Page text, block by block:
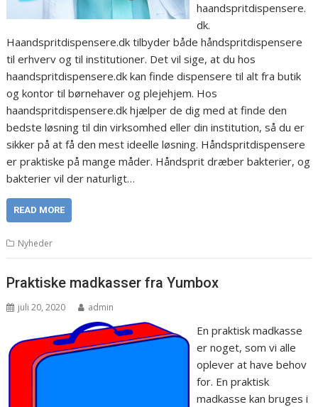
haandspritdispensere.
dk.
Haandspritdispensere.dk tilbyder både håndspritdispensere
til erhverv og til institutioner. Det vil sige, at du hos
haandspritdispensere.dk kan finde dispensere til alt fra butik
og kontor til børnehaver og plejehjem. Hos
haandspritdispensere.dk hjælper de dig med at finde den
bedste løsning til din virksomhed eller din institution, så du er
sikker på at få den mest ideelle løsning. Håndspritdispensere
er praktiske på mange måder. Håndsprit dræber bakterier, og
bakterier vil der naturligt…
READ MORE
Nyheder
Praktiske madkasser fra Yumbox
juli 20, 2020 admin
En praktisk madkasse
er noget, som vi alle
oplever at have behov
for. En praktisk
madkasse kan bruges i